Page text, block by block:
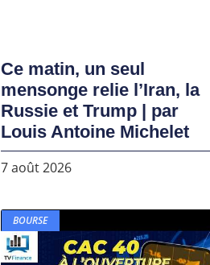
Ce matin, un seul
mensonge relie l’Iran, la
Russie et Trump | par
Louis Antoine Michelet
7 août 2026
BOURSE